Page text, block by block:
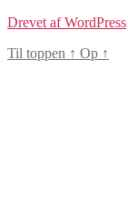
Drevet af WordPress
Til toppen ↑ Op ↑